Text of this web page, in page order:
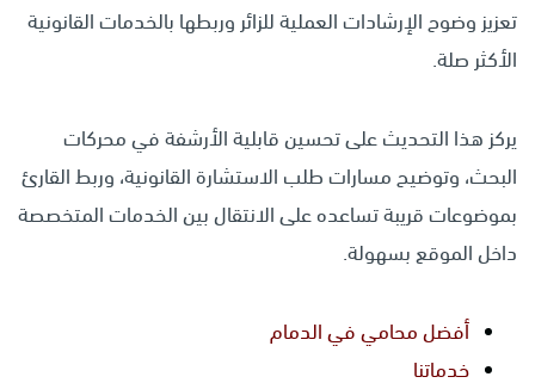
تعزيز وضوح الإرشادات العملية للزائر وربطها بالخدمات القانونية
الأكثر صلة.
يركز هذا التحديث على تحسين قابلية الأرشفة في محركات
البحث، وتوضيح مسارات طلب الاستشارة القانونية، وربط القارئ
بموضوعات قريبة تساعده على الانتقال بين الخدمات المتخصصة
داخل الموقع بسهولة.
أفضل محامي في الدمام
خدماتنا